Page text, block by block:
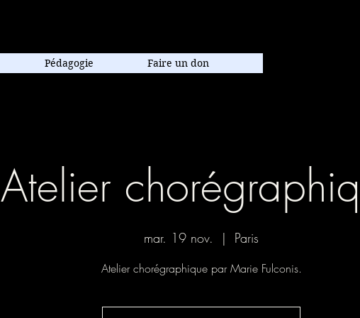
Pédagogie Faire un don
Atelier
mar. 19 nov.
  |
Paris
Atelier chorégraphique par Marie Fulconis.